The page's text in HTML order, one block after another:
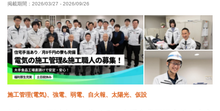
転勤なし 夏季休暇 年末年始休暇
掲載期間： 2026/03/27 - 2026/09/26
施工管理(電気)、強電、弱電、自火報、太陽光、仮設